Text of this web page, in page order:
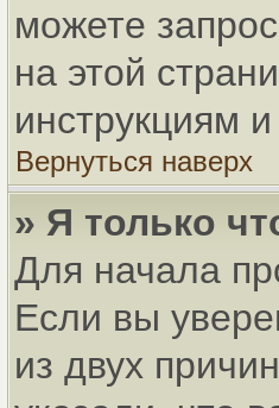
можете
на этой
инструкциям
Вернуться наверх
» Я только
Для начала
Если вы
из двух